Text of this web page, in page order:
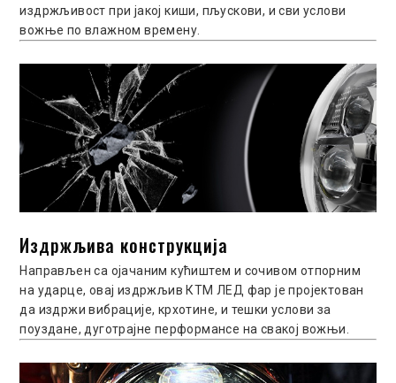
издржљивост при јакој киши, пљускови, и сви услови
вожње по влажном времену.
Издржљива конструкција
Направљен са ојачаним кућиштем и сочивом отпорним
на ударце, овај издржљив КТМ ЛЕД фар је пројектован
да издржи вибрације, крхотине, и тешки услови за
поуздане, дуготрајне перформансе на свакој вожњи.